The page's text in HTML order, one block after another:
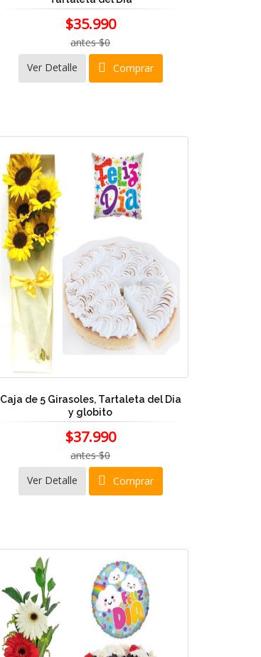
$35.990
antes $0
Ver Detalle
Comprar
Caja de 5 Girasoles, Tartaleta del Dia
y globito
$37.990
antes $0
Ver Detalle
Comprar